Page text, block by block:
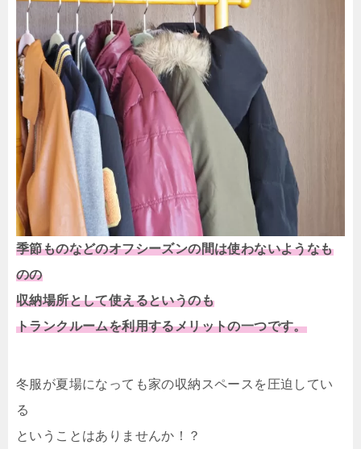
季節ものなどのオフシーズンの間は使わないようなも
のの
収納場所として使えるというのも
トランクルームを利用するメリットの一つです。
冬服が夏場になっても家の収納スペースを圧迫してい
る
ということはありませんか！？